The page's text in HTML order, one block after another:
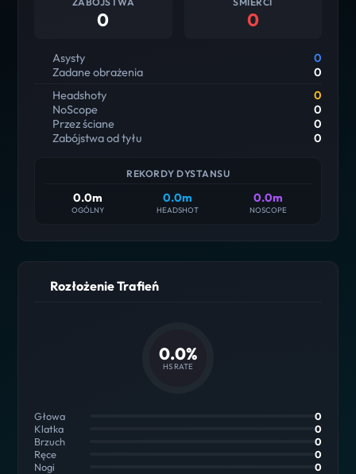
0 0
Asysty
0
Zadane obrażenia
0
Headshoty
0
NoScope
0
Przez ściane
0
Zabójstwa od tyłu
0
REKORDY DYSTANSU
0.0m
OGÓLNY
0.0m
HEADSHOT
0.0m
NOSCOPE
Rozłożenie Trafień
0.0%
HS RATE
Głowa
0
Klatka
0
Brzuch
0
Ręce
0
Nogi
0